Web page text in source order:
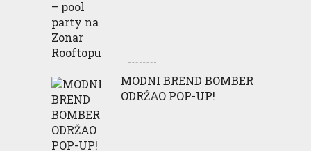
MODNI BREND BOMBER
ODRŽAO POP-UP!